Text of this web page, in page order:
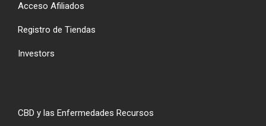
Acceso Afiliados
Registro de Tiendas
Investors
CBD y las Enfermedades Recursos